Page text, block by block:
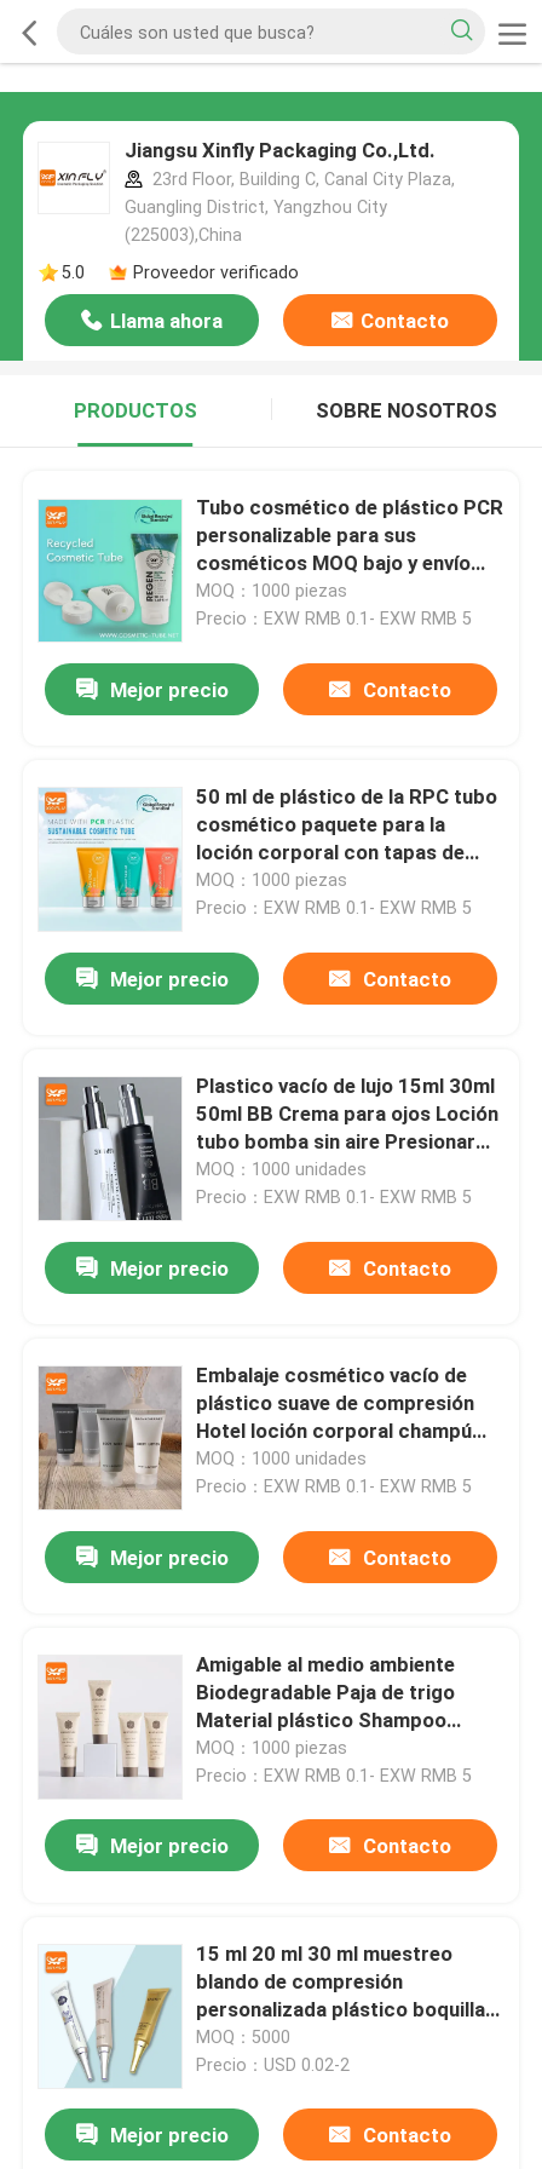
Jiangsu Xinfly Packaging Co.,Ltd.
23rd Floor, Building C, Canal City Plaza,
Guangling District, Yangzhou City
(225003),China
5.0
Proveedor verificado
Llama ahora Contacto
PRODUCTOS SOBRE NOSOTROS
Tubo cosmético de plástico PCR
personalizable para sus
cosméticos MOQ bajo y envío
rápido en todo el mundo
MOQ：1000 piezas
Precio：EXW RMB 0.1- EXW RMB 5
Mejor precio Contacto
50 ml de plástico de la RPC tubo
cosmético paquete para la
loción corporal con tapas de
doble para el limpiador facial y el
tubo de crema para manos
MOQ：1000 piezas
Precio：EXW RMB 0.1- EXW RMB 5
Mejor precio Contacto
Plastico vacío de lujo 15ml 30ml
50ml BB Crema para ojos Loción
tubo bomba sin aire Presionar
caña de azúcar Tubos
cosméticos de tacto suave
MOQ：1000 unidades
Precio：EXW RMB 0.1- EXW RMB 5
Mejor precio Contacto
Embalaje cosmético vacío de
plástico suave de compresión
Hotel loción corporal champú
acondicionador de lavadora del
cuerpo tubo de juego
MOQ：1000 unidades
Precio：EXW RMB 0.1- EXW RMB 5
Mejor precio Contacto
Amigable al medio ambiente
Biodegradable Paja de trigo
Material plástico Shampoo
Tubos cosméticos Embalaje a
bajo precio
MOQ：1000 piezas
Precio：EXW RMB 0.1- EXW RMB 5
Mejor precio Contacto
15 ml 20 ml 30 ml muestreo
blando de compresión
personalizada plástico boquilla
larga suero para ojos crema
cosmética tubo con tapa de
MOQ：5000
Precio：USD 0.02-2
Mejor precio Contacto